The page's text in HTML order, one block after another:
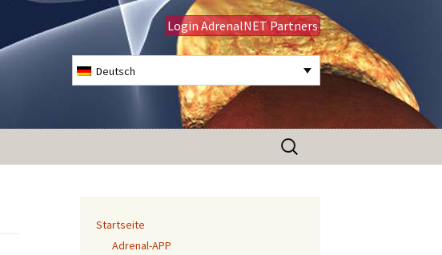
Login AdrenalNET Partners
Deutsch
Suchen
nach:
Startseite
Adrenal-APP